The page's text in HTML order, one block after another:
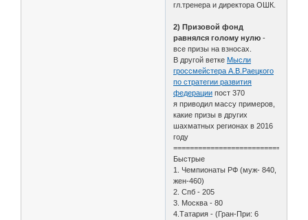
гл.тренера и директора ОШК.
2) Призовой фонд
равнялся голому нулю -
все призы на взносах.
В другой ветке Мысли
гроссмейстера А.В.Раецкого
по стратегии развития
федерации пост 370
я приводил массу примеров,
какие призы в других
шахматных регионах в 2016
году
Быстрые
1. Чемпионаты РФ (муж- 840,
жен-460)
2. Спб - 205
3. Mосква - 80
4.Татария - (Гран-При: 6